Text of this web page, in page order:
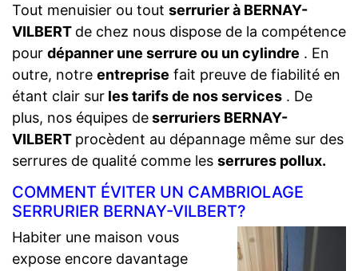
Tout menuisier ou tout serrurier à BERNAY-
VILBERT de chez nous dispose de la compétence
pour dépanner une serrure ou un cylindre . En
outre, notre entreprise fait preuve de fiabilité en
étant clair sur les tarifs de nos services . De
plus, nos équipes deserruriers BERNAY-
VILBERT procèdent au dépannage même sur des
serrures de qualité comme les serrures pollux.
COMMENT ÉVITER UN CAMBRIOLAGE
SERRURIER BERNAY-VILBERT?
Habiter une maison vous
expose encore davantage